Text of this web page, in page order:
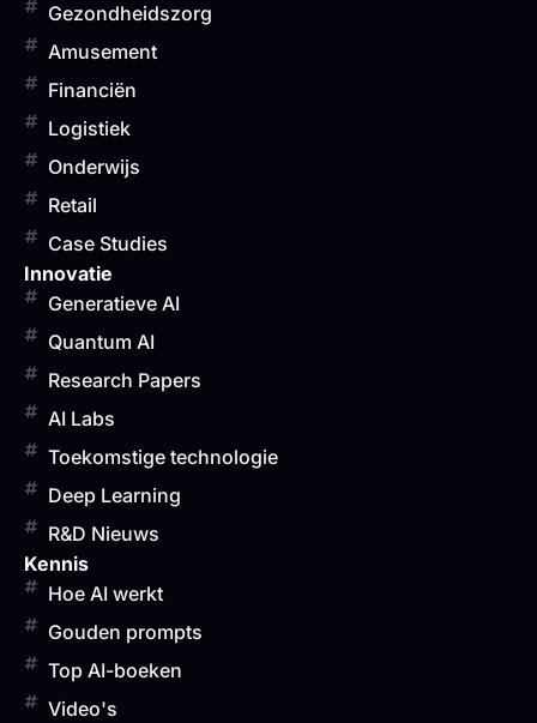
Gezondheidszorg
Amusement
Financiën
Logistiek
Onderwijs
Retail
Case Studies
Innovatie
Generatieve AI
Quantum AI
Research Papers
AI Labs
Toekomstige technologie
Deep Learning
R&D Nieuws
Kennis
Hoe AI werkt
Gouden prompts
Top AI-boeken
Video's